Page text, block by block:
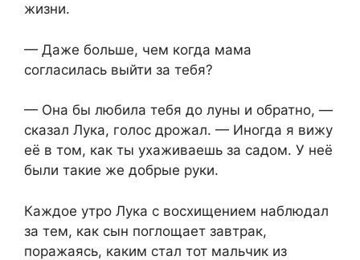
жизни.
— Даже больше, чем когда мама
согласилась выйти за тебя?
— Она бы любила тебя до луны и обратно, —
сказал Лука, голос дрожал. — Иногда я вижу
её в том, как ты ухаживаешь за садом. У неё
были такие же добрые руки.
Каждое утро Лука с восхищением наблюдал
за тем, как сын поглощает завтрак,
поражаясь, каким стал тот мальчик из